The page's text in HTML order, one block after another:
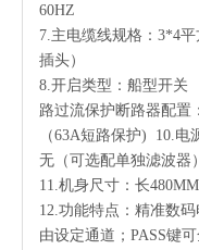
60HZ
7.主电缆线规格：3*4
插头）
8.开启类
路过流保护断路器配置
（63A短路保护) 10.电
无（可选配单独滤波器）
11.机身尺寸：长
12.功能特点：精准数
由设定通道；PASS键